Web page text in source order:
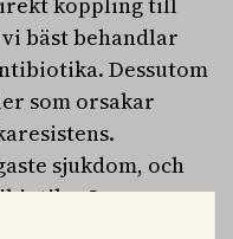
bäst behandlar
Dessutom
som orsakar
sjukdom, och
Ju